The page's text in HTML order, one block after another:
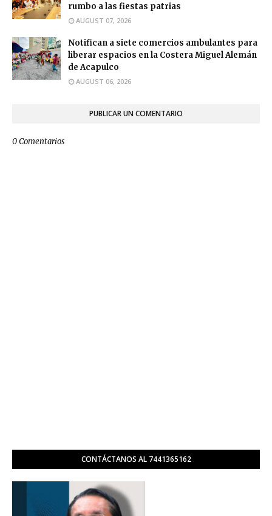
rumbo a las fiestas patrias
AUGUST 07, 2026
Notifican a siete comercios ambulantes para
liberar espacios en la Costera Miguel Alemán
de Acapulco
AUGUST 06, 2026
PUBLICAR UN COMENTARIO
0 Comentarios
CONTÁCTANOS AL 7441365162